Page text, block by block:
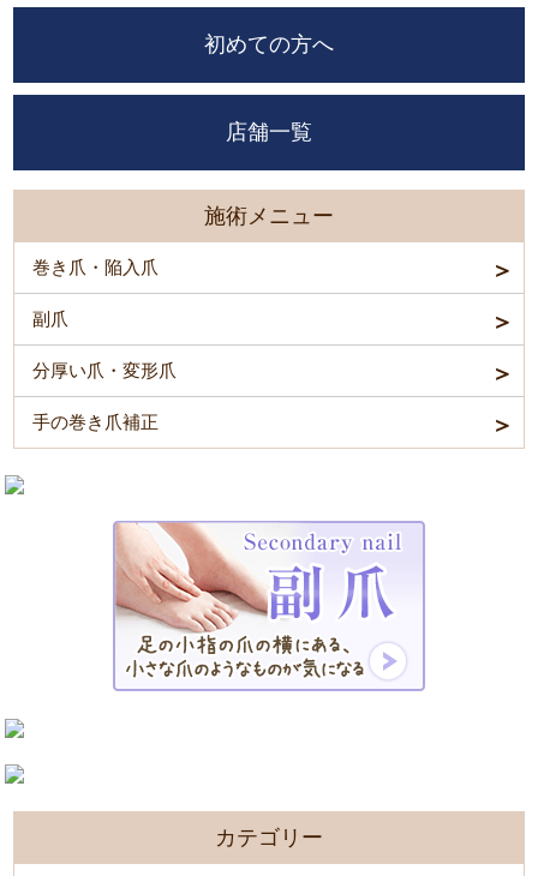
初めての方へ
店舗一覧
施術メニュー
巻き爪・陥入爪
副爪
分厚い爪・変形爪
手の巻き爪補正
カテゴリー